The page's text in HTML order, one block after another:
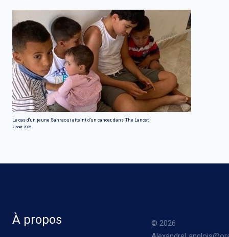
Le cas d'un jeune Sahraoui atteint d'un cancer, dans 'The Lancet'
7 août 2026
À propos
© 2026